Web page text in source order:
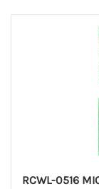
RCWL-0516